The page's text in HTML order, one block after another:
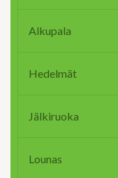
Alkupala
Hedelmät
Jälkiruoka
Lounas